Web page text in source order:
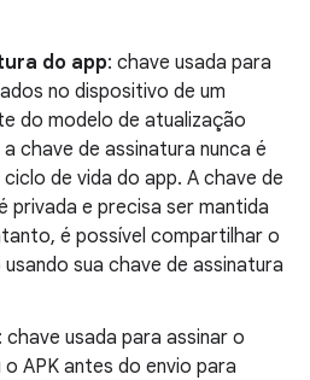
do app: chave usada para
no dispositivo de um
do modelo de atualização
chave de assinatura nunca é
de vida do app. A chave de
privada e precisa ser mantida
é possível compartilhar o
sua chave de assinatura
: chave usada para assinar o
APK antes do envio para